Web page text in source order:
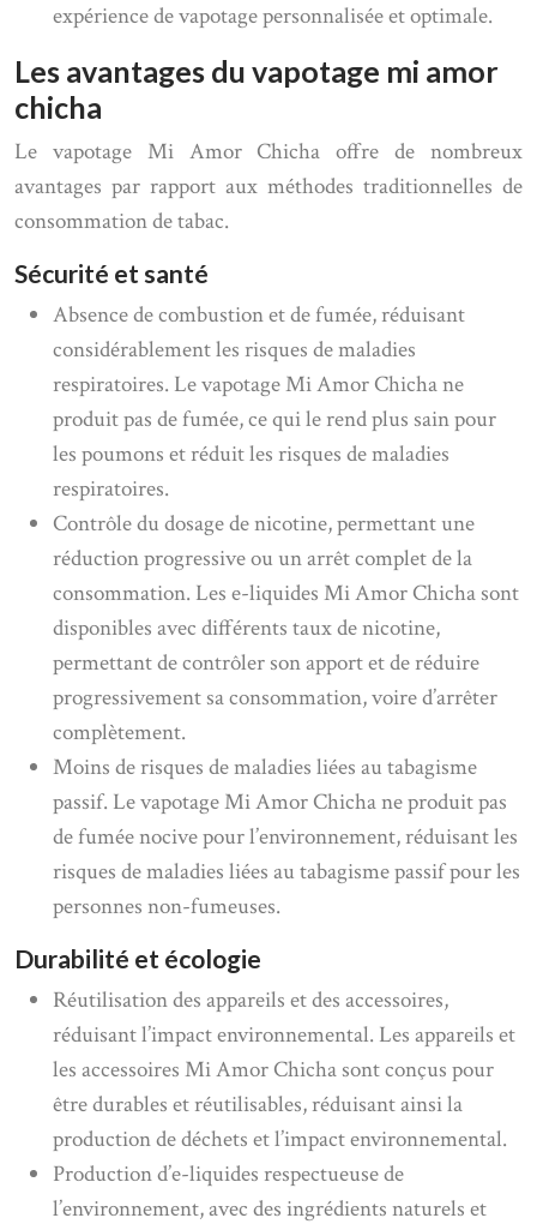
expérience de vapotage personnalisée et optimale.
Les avantages du vapotage mi amor
chicha
Le vapotage Mi Amor Chicha offre de nombreux
avantages par rapport aux méthodes traditionnelles de
consommation de tabac.
Sécurité et santé
Absence de combustion et de fumée, réduisant
considérablement les risques de maladies
respiratoires. Le vapotage Mi Amor Chicha ne
produit pas de fumée, ce qui le rend plus sain pour
les poumons et réduit les risques de maladies
respiratoires.
Contrôle du dosage de nicotine, permettant une
réduction progressive ou un arrêt complet de la
consommation. Les e-liquides Mi Amor Chicha sont
disponibles avec différents taux de nicotine,
permettant de contrôler son apport et de réduire
progressivement sa consommation, voire d’arrêter
complètement.
Moins de risques de maladies liées au tabagisme
passif. Le vapotage Mi Amor Chicha ne produit pas
de fumée nocive pour l’environnement, réduisant les
risques de maladies liées au tabagisme passif pour les
personnes non-fumeuses.
Durabilité et écologie
Réutilisation des appareils et des accessoires,
réduisant l’impact environnemental. Les appareils et
les accessoires Mi Amor Chicha sont conçus pour
être durables et réutilisables, réduisant ainsi la
production de déchets et l’impact environnemental.
Production d’e-liquides respectueuse de
l’environnement, avec des ingrédients naturels et